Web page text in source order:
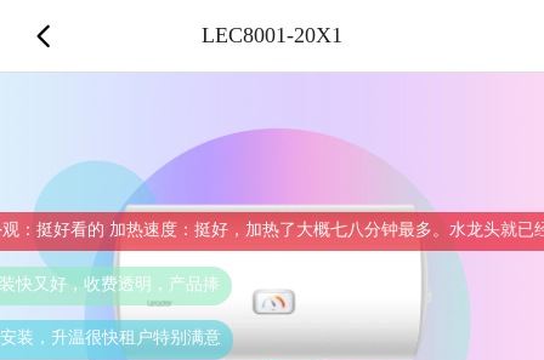
好，加热了大概七八分钟最多。水龙头就已经出热水了 耗能情况：2级
LEC8001-20X1